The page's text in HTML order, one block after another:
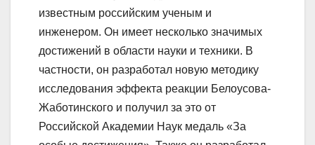
известным российским ученым и
инженером. Он имеет несколько значимых
достижений в области науки и техники. В
частности, он разработал новую методику
исследования эффекта реакции Белоусова-
Жаботинского и получил за это от
Российской Академии Наук медаль «За